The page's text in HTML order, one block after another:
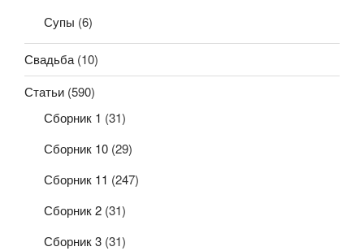
Супы (6)
Свадьба(10)
Статьи (590)
Сборник 1 (31)
Сборник 10 (29)
Сборник 11 (247)
Сборник 2 (31)
Сборник 3 (31)